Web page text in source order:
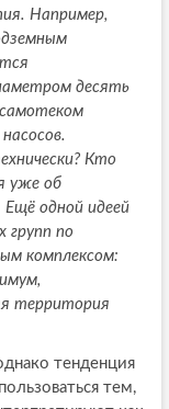
Например,
десять
Кто
уже об
Ещё одной идеей
групп по
комплексом:
территория
тенденция
тем,